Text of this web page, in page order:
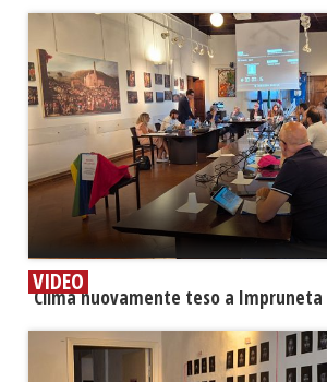
VIDEO
​Clima nuovamente teso a Impruneta